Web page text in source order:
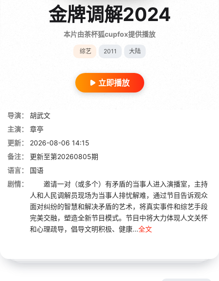
金牌调解2024
本片由茶杯狐cupfox提供播放
综艺 2011 大陆
立即播放
导演：
胡武文
主演：
章亭
更新：
2026-08-06 14:15
备注：
更新至第20260805期
语言：
国语
剧情：
邀请一对（或多个）有矛盾的当事人进入演播室，主持
人和人民调解员现场为当事人排忧解难，通过节目告诉观众
面对纠纷的智慧和解决矛盾的艺术，将真实事件和综艺手段
完美交融，塑造全新节目模式。节目中将大力体现人文关怀
和心理疏导，倡导文明积极、健康...全文